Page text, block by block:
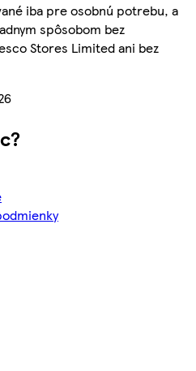
iba pre osobnú potrebu, a
spôsobom bez
Stores Limited ani bez